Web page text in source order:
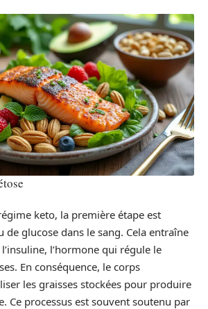
keto, la première étape est
de glucose dans le sang. Cela entraîne
l’hormone qui régule le
En conséquence, le corps
les graisses stockées pour produire
Ce processus est souvent soutenu par